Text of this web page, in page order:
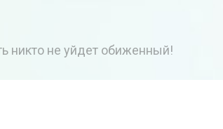
никто не уйдет обиженный!